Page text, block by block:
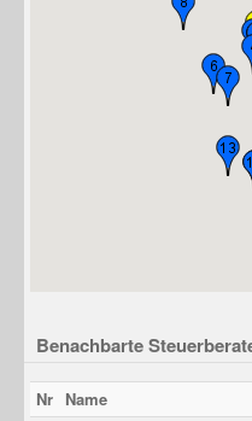
Benachbarte
Nr Name